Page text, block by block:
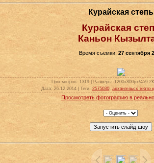
Курайская степь
Курайская
Каньон
Время съемки: 27 сентября
Просмотров: 1319 | Размеры: 1200x800px/
Дата: 26.12.2014 | Теги: 2575030 архангельск театр
Просмотреть фотографию в